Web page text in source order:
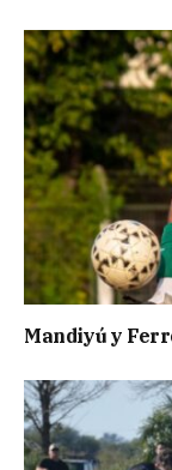
Mandiyú y